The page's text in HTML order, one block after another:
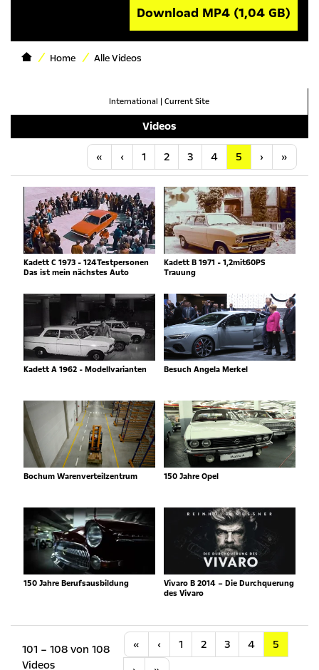
Download MP4 (1,04 GB)
Home Alle Videos
International | Current Site
Videos
« Anfang
‹ Vorherige
1 2 3 4 5 ›Nächste
»
Kadett C 1973 - 124Testpersonen
Das ist mein nächstes Auto
Kadett B 1971 - 1,2mit60PS
Trauung
Kadett A 1962 - Modellvarianten Besuch Angela Merkel
Bochum Warenverteilzentrum 150 Jahre Opel
150 Jahre Berufsausbildung
Vivaro B 2014 – Die Durchquerung
des Vivaro
101 – 108 von 108
Videos
«Anfang
‹Vorherige
1 2 3 4
5